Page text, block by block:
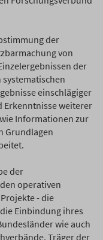
der
von
der
einschlägiger
Erkenntnisse weiterer
Informationen zur
Grundlagen
der
operativen
- die
Einbindung ihres
wie auch
Träger der